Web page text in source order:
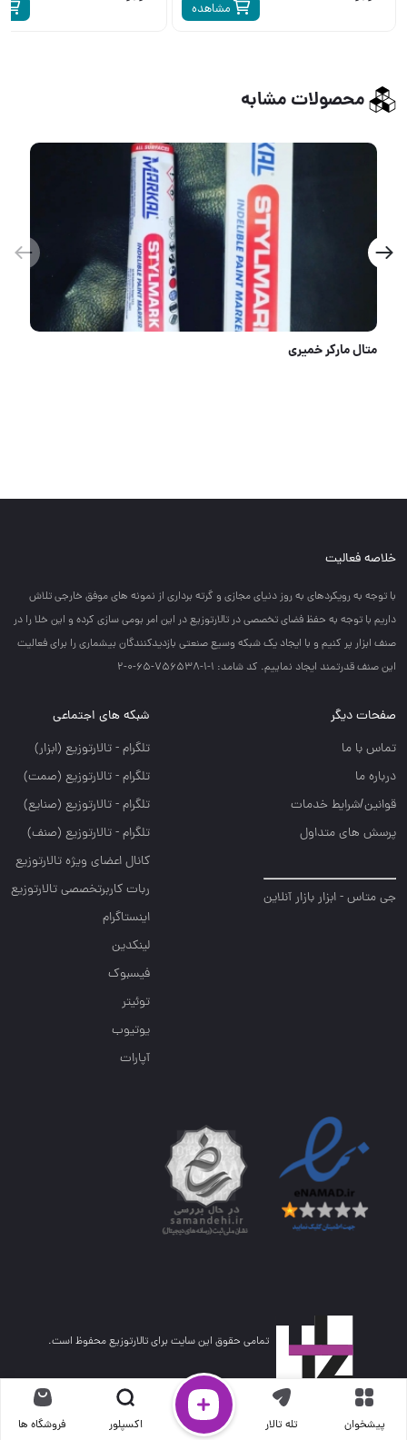
مشاهده
محصولات مشابه
متال مارکر خمیری
پیشخوان تله تالار اکسپلور فروشگاه ها
خلاصه فعالیت
با توجه به رويكردهاي به روز دنياي مجازي و گرته برداري از نمونه هاي موفق خارجي تلاش
داريم با توجه به حفظ فضاي تخصصي در تالارتوزيع در اين امر بومي سازي كرده و اين خلا را در
صنف ابزار پر كنيم و با ايجاد يك شبكه وسيع صنعتي بازديدكنندگان بيشماري را براي فعاليت
اين صنف قدرتمند ايجاد نماييم. کد شامد: 1-1-756538-65-0-2
صفحات دیگر
تماس با ما
درباره ما
قوانین/شرایط خدمات
پرسش های متداول
جی متاس - ابزار بازار آنلاین
شبکه های اجتماعی
تلگرام - تالارتوزيع (ابزار)
تلگرام - تالارتوزيع (صمت)
تلگرام - تالارتوزيع (صنايع)
تلگرام - تالارتوزیع (صنف)
کانال اعضای ویژه تالارتوزیع
ربات کاربرتخصصی تالارتوزیع
اینستاگرام
لینکدین
فیسبوک
توئیتر
یوتیوب
آپارات
تمامی حقوق این سایت برای تالارتوزیع محفوظ است.